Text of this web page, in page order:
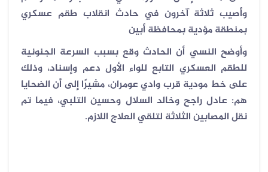
وأصيب ثلاثة آخرون في حادث انقلاب طقم عسكري
بمنطقة مؤدية بمحافظة أبين
وأوضح النسي أن الحادث وقع بسبب السرعة الجنونية
للطقم العسكري التابع للواء الأول دعم وإسناد، وذلك
على خط مودية قرب وادي عومران، مشيرًا إلى أن الضحايا
هم: عادل راجح وخالد السلال وحسين التلبي، فيما تم
نقل المصابين الثلاثة لتلقي العلاج اللازم.